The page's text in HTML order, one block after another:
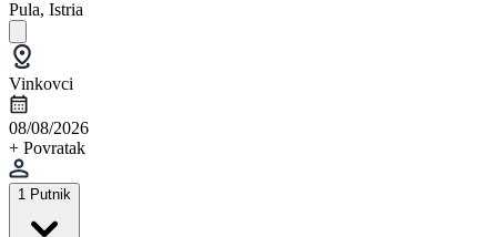
Pula, Istria
Vinkovci
08/08/2026
+ Povratak
1 Putnik